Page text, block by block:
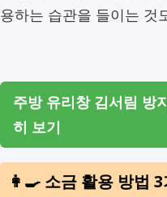
용하는 습관을 들이는
주방 유리창 김서림 방
히 보기
👩‍🍳 소금 활용 방법 3